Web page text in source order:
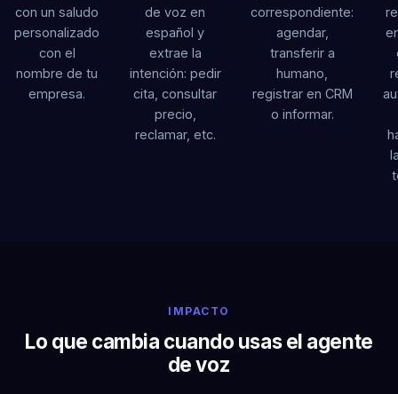
con un saludo
personalizado
con el
nombre de tu
empresa.
de voz en
español y
extrae la
intención: pedir
cita, consultar
precio,
reclamar, etc.
correspondiente:
agendar,
transferir a
humano,
registrar en CRM
o informar.
IMPACTO
Lo que cambia cuando usas el agente
de voz